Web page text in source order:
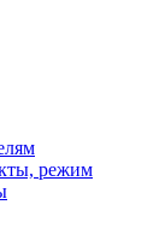
режим